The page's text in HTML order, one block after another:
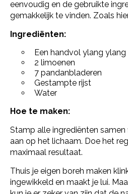
eenvoudig en de gebruikte
gemakkelijk te vinden. Zoals
Ingrediënten:
Een handvol ylang
2 limoenen
7 pandanbladeren
Gestampte rijst
Water
Hoe te maken:
Stamp alle ingrediënten samen
aan op het lichaam. Doe het
maximaal resultaat.
Thuis je eigen boreh maken
ingewikkeld en maakt je lui.